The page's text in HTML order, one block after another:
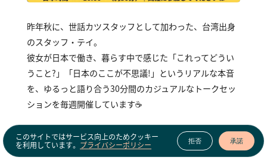
昨年秋に、世話カツスタッフとして加わった、台湾出身
のスタッフ・テイ。
彼女が日本で働き、暮らす中で感じた「これってどうい
うこと？」「日本のここが不思議！」というリアルな本音
を、ゆるっと語り合う30分間のカジュアルなトークセッ
ションを毎週開催しています☕
📝 たとえば、こんな「あるある」をお話ししています
・「主語がない！」：誰の話をしているのか分からなくて
このサイトではサービス向上のためクッキー
を利用しています。 プライバシーポリシー 拒否 承諾